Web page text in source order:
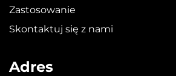
Zastosowanie
Skontaktuj się z nami
Adres